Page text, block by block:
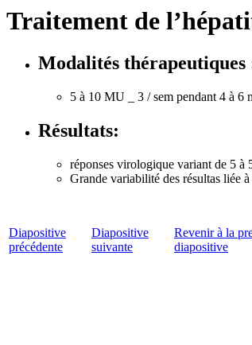
Traitement de
Modalités thérapeutiques
5 à 10 MU _ 3 / sem pendant 4 à 6
Résultats:
réponses virologique variant de 5 à
Grande variabilité des résultas liée
Diapositive
précédente
Diapositive
suivante
Revenir à la
diapositive